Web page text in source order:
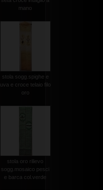
mano
stola sogg.spighe e
uva e croce telaio filo
oro
stola oro rilievo
sogg.mosaico pesci
e barca col.verde